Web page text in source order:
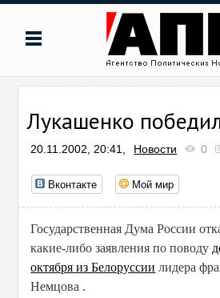
Лукашенко
20.11.2002, 20:41, Новости 0
Вконтакте Мой мир
Государственная Дума России
какие-либо заявления по поводу
октября из Белоруссии лидера
Немцова .